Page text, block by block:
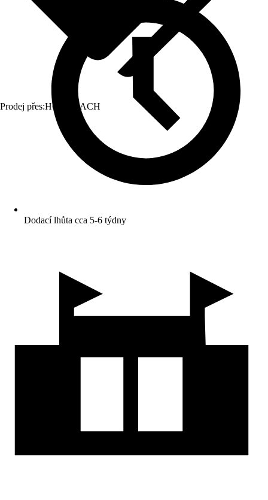
Prodej přes:HORNBACH
Dodací lhůta cca 5-6 týdny